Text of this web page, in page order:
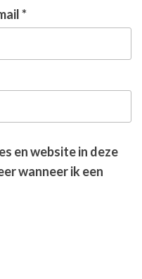
*
en website in deze
wanneer ik een